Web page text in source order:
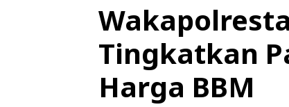
Tingkatkan
Harga BBM